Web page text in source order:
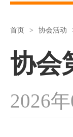
首页 > 协会活动
协会
2026